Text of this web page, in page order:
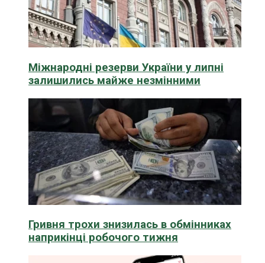
Міжнародні резерви України у липні
залишились майже незмінними
Гривня трохи знизилась в обмінниках
наприкінці робочого тижня